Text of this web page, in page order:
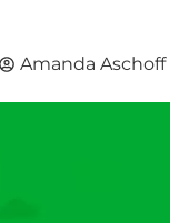
Amanda Aschoff